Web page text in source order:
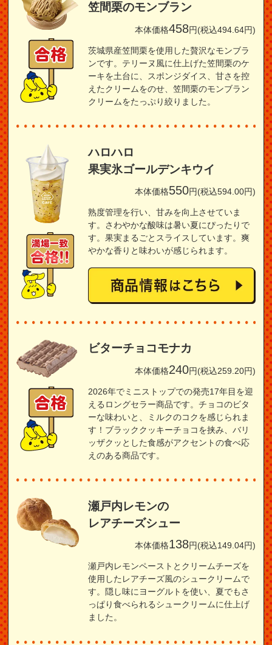
笠間栗のモンブラン
本体価格458円(税込494.64円)
茨城県産笠間栗を使用した贅沢なモンブラ
ンです。テリーヌ風に仕上げた笠間栗のケ
ーキを土台に、スポンジダイス、甘さを控
えたクリームをのせ、笠間栗のモンブラン
クリームをたっぷり絞りました。
ハロハロ
果実氷ゴールデンキウイ
本体価格550円(税込594.00円)
熟度管理を行い、甘みを向上させていま
す。さわやかな酸味は暑い夏にぴったりで
す。果実まるごとスライスしています。爽
やかな香りと味わいが感じられます。
ビターチョコモナカ
本体価格240円(税込259.20円)
2026年でミニストップでの発売17年目を迎
えるロングセラー商品です。チョコのビタ
ーな味わいと、ミルクのコクを感じられま
す！ブラッククッキーチョコを挟み、バリ
ッザクッとした食感がアクセントの食べ応
えのある商品です。
瀬戸内レモンの
レアチーズシュー
本体価格138円(税込149.04円)
瀬戸内レモンペーストとクリームチーズを
使用したレアチーズ風のシュークリームで
す。隠し味にヨーグルトを使い、夏でもさ
っぱり食べられるシュークリームに仕上げ
ました。